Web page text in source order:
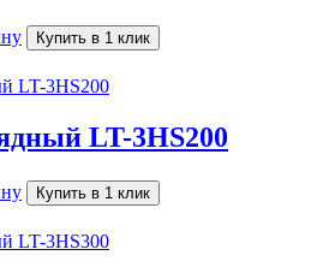
Купить в 1 клик
LT-3HS200
Купить в 1 клик